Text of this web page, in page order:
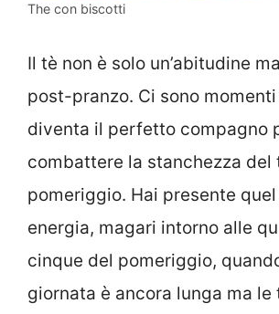
The con biscotti
Il tè non è solo un’abitudine
post-pranzo. Ci sono
diventa il perfetto compagno
combattere la stanchezza del
pomeriggio. Hai presente
energia, magari intorno alle
cinque del pomeriggio,
giornata è ancora lunga ma le